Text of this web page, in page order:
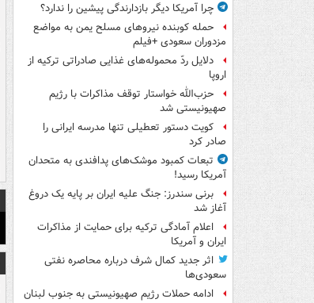
چرا آمریکا دیگر بازدارندگی پیشین را ندارد؟
حمله کوبنده نیروهای مسلح یمن به مواضع
مزدوران سعودی +فیلم
دلایل ردّ محموله‌های غذایی صادراتی ترکیه از
اروپا
حزب‌الله خواستار توقف مذاکرات با رژیم
صهیونیستی شد
کویت دستور تعطیلی تنها مدرسه ایرانی را
صادر کرد
تبعات کمبود موشک‌های پدافندی به متحدان
آمریکا رسید!
برنی سندرز: جنگ علیه ایران بر پایه یک دروغ
آغاز شد
اعلام آمادگی ترکیه برای حمایت از مذاکرات
ایران و آمریکا
اثر جدید کمال شرف درباره محاصره نفتی
سعودی‌ها
ادامه حملات رژیم صهیونیستی به جنوب لبنان